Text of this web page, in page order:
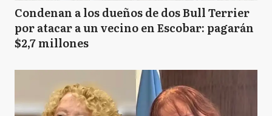
Condenan a los dueños de dos Bull Terrier
por atacar a un vecino en Escobar: pagarán
$2,7 millones